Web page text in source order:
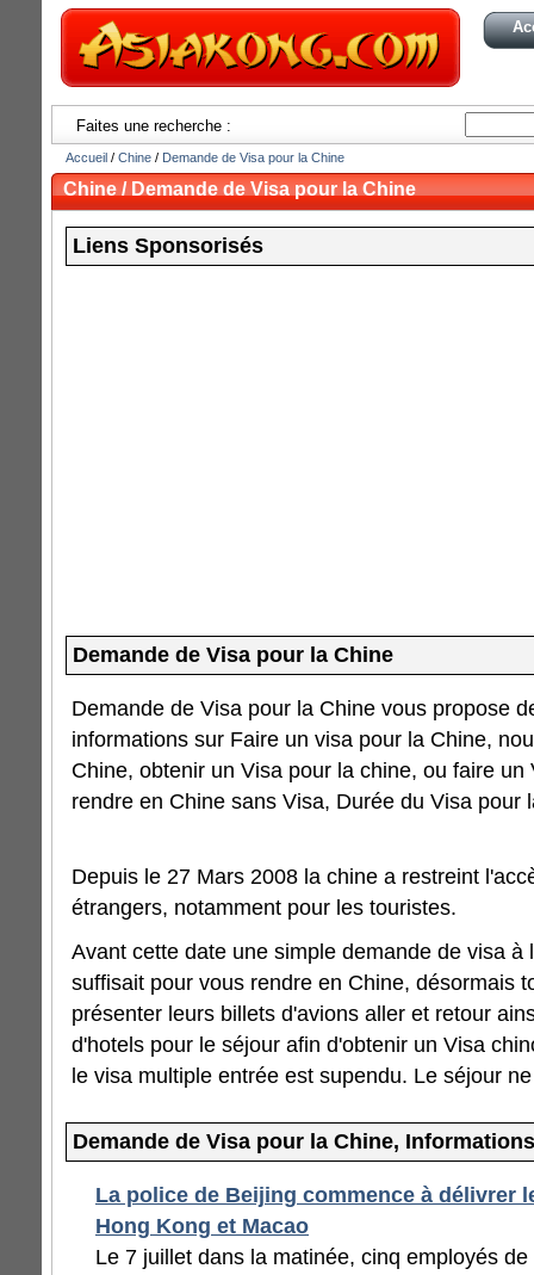
Faites une recherche :
Accueil / Chine / Demande de Visa pour la Chine
Chine / Demande de Visa pour la Chine
Liens Sponsorisés
Demande de Visa pour la Chine
Demande de Visa pour la Chine vous propose
informations sur Faire un visa pour la Chine,
Chine, obtenir un Visa pour la chine, ou faire
rendre en Chine sans Visa, Durée du Visa pour
Depuis le 27 Mars 2008 la chine a restreint
étrangers, notamment pour les touristes.
Avant cette date une simple demande de visa à
suffisait pour vous rendre en Chine, désormais
présenter leurs billets d'avions aller et retour
d'hotels pour le séjour afin d'obtenir un Visa
le visa multiple entrée est supendu. Le séjour
Demande de Visa pour la Chine, Informations
La police de Beijing commence à délivrer
Hong Kong et Macao
Le 7 juillet dans la matinée, cinq employés